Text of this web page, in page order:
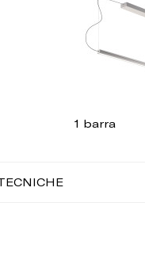
1 barra